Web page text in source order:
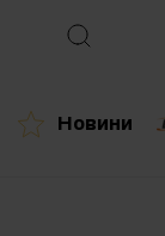
Новини